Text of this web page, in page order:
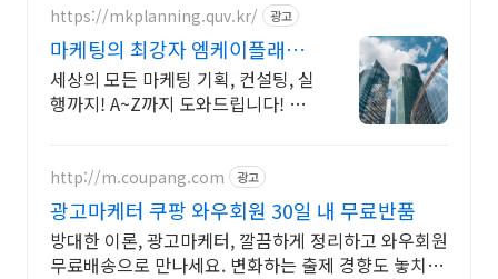
https://mkplanning.quv.kr/ 광고
마케팅의 최강자 엠케이플래닝
비용걱정NO! 무료상담
세상의 모든 마케팅 기획, 컨설팅, 실
행까지! A~Z까지 도와드립니다! MK
면 감사하겠습니다.
http://m.coupang.com 광고
광고마케터 쿠팡 와우회원 30일 내 무료반품
방대한 이론, 광고마케터, 깔끔하게 정리하고 와우회원
무료배송으로 만나세요. 변화하는 출제 경향도 놓치지